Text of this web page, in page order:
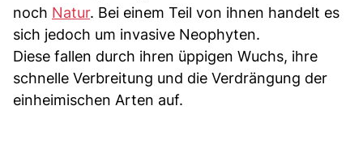
noch Natur. Bei einem Teil von ihnen handelt es
sich jedoch um invasive Neophyten.
Diese fallen durch ihren üppigen Wuchs, ihre
schnelle Verbreitung und die Verdrängung der
einheimischen Arten auf.